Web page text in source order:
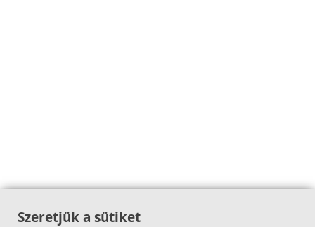
Szeretjük a sütiket